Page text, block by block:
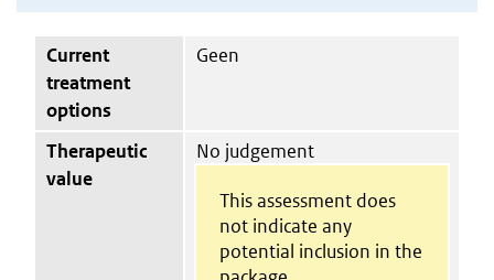
Current
treatment
options
Geen
Therapeutic
value
No judgement
This assessment does
not indicate any
potential inclusion in the